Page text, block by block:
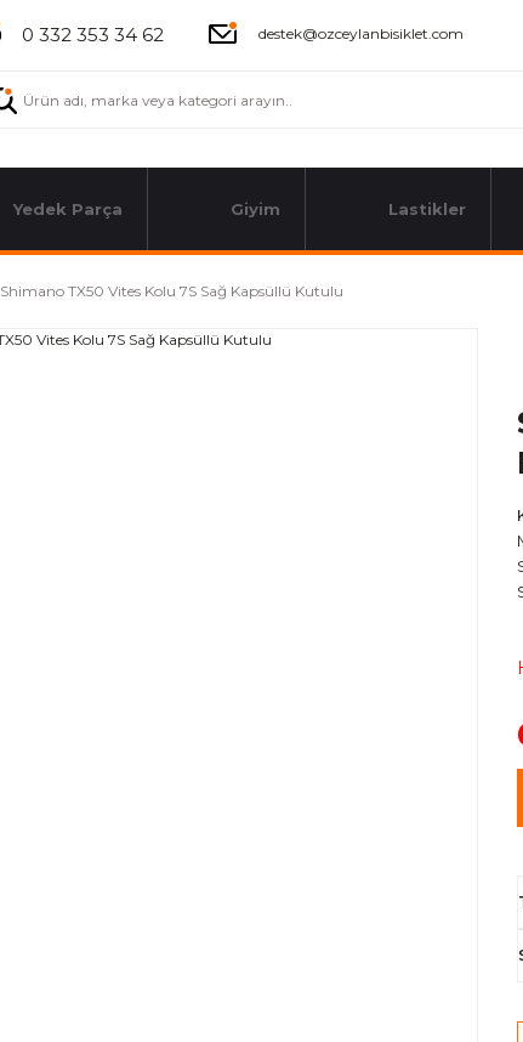
0 332 353 34 62 destek@ozceylanbisiklet.com
Yedek Parça Giyim Lastikler
Shimano TX50 Vites Kolu 7S Sağ Kapsüllü Kutulu